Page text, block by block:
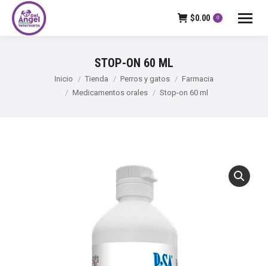
$0.00 0
STOP-ON 60 ML
Inicio Tienda Perros y gatos
Farmacia
Medicamentos orales
Stop-on 60 ml